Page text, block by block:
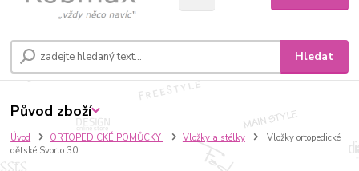
Hledat
Úvod ORTOPEDICKÉ POMŮCKY Vložky a stélky
Vložky ortopedické
dětské Svorto 30
Původ zboží